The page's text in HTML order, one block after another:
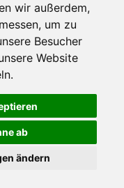
wir außerdem,
um zu
Besucher
Website
ab
ändern
Ihrem Computer zu speichern.
andere helfen uns dabei, das
Seite erklären Sie sich damit